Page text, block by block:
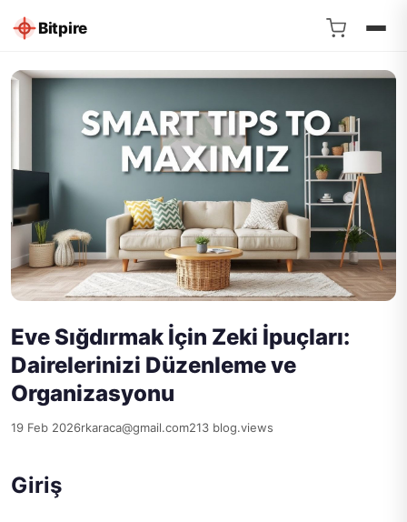
Bitpire
Eve Sığdırmak İçin Zeki İpuçları:
Dairelerinizi Düzenleme ve
Organizasyonu
19 Feb 2026rkaraca@gmail.com213 blog.views
Giriş